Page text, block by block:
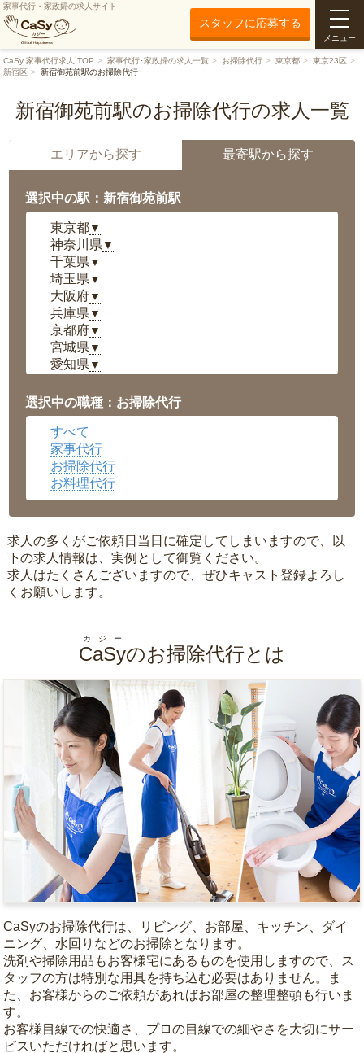
家事代行・家政婦の求人サイト
スタッフに応募する
メニュー
CaSy 家事代行求人 TOP 家事代行･家政婦の求人一覧 お掃除代行 東京都
東京23区
新宿区
新宿御苑前駅のお掃除代行
新宿御苑前駅のお掃除代行の求人一覧
エリアから探す 最寄駅から探す
選択中の駅：新宿御苑前駅
東京都▼
神奈川県 ▼
千葉県 ▼
埼玉県 ▼
大阪府▼
兵庫県 ▼
京都府▼
宮城県 ▼
愛知県 ▼
岡山県▼
広島県▼
沖縄県
選択中の職種：お掃除代行
すべて
家事代行
お掃除代行
お料理代行
求人の多くがご依頼日当日に確定してしまいますので、以
下の求人情報は、実例として御覧ください。
求人はたくさんございますので、ぜひキャスト登録よろし
くお願いします。
CaSy
カジー
のお掃除代行とは
CaSyのお掃除代行は、リビング、お部屋、キッチン、ダイ
ニング、水回りなどのお掃除となります。
洗剤や掃除用品もお客様宅にあるものを使用しますので、ス
タッフの方は特別な用具を持ち込む必要はありません。ま
た、お客様からのご依頼があればお部屋の整理整頓も行いま
す。
お客様目線での快適さ、プロの目線での細やさを大切にサー
ビスいただければと思います。